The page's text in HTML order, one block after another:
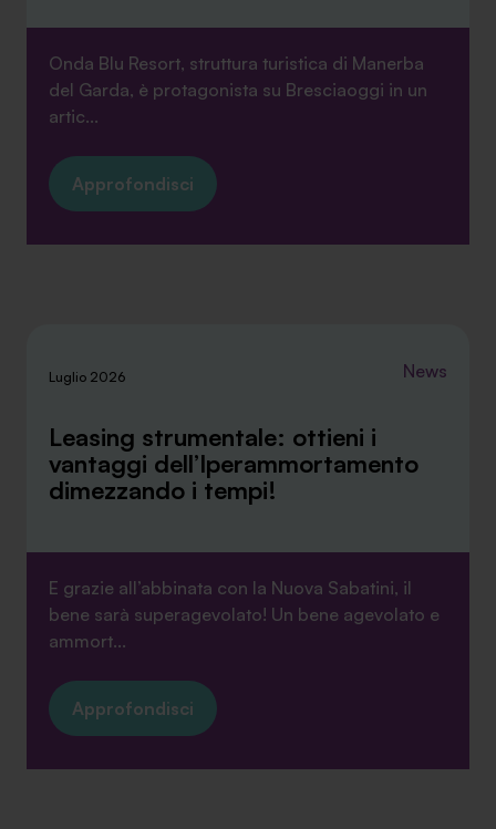
Onda Blu Resort, struttura turistica di Manerba
del Garda, è protagonista su Bresciaoggi in un
artic...
Approfondisci
Luglio 2026 News
Leasing strumentale: ottieni i
vantaggi dell’Iperammortamento
dimezzando i tempi!
E grazie all’abbinata con la Nuova Sabatini, il
bene sarà superagevolato! Un bene agevolato e
ammort...
Approfondisci